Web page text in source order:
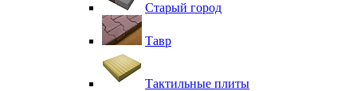
Старый город
Тавр
Тактильные плиты